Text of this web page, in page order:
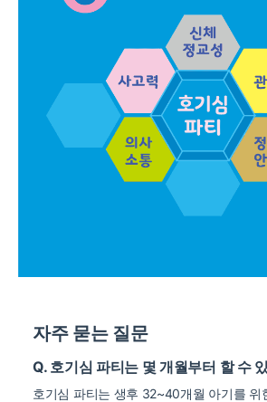
자주 묻는 질문
Q. 호기심 파티는 몇 개월부터 할 수
호기심 파티는 생후 32~40개월 아기를 위